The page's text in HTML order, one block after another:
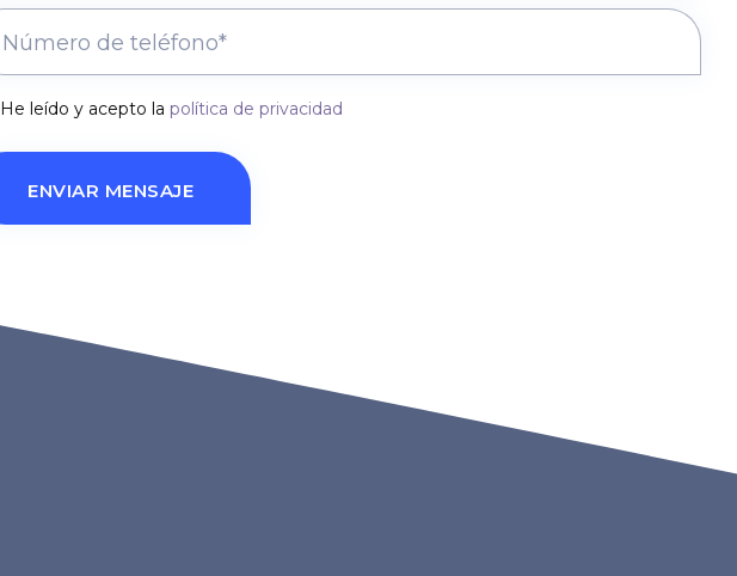
He leído y acepto la política de privacidad